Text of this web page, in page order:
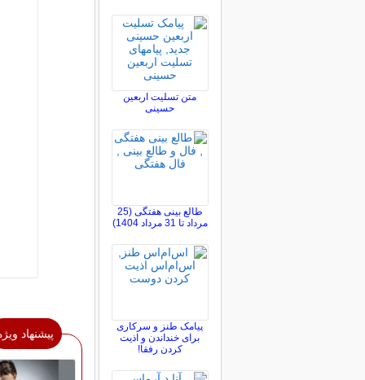
پیشنهاد
متن تسلیت اربعین
حسینی
طالع بینی هفتگی (25
مرداد تا 31 مرداد 1404)
پیامک طنز و سرکاری
برای خنداندن و اذیت
کردن رفقا!